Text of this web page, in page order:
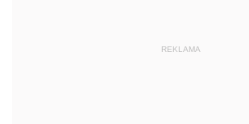
REKLAMA